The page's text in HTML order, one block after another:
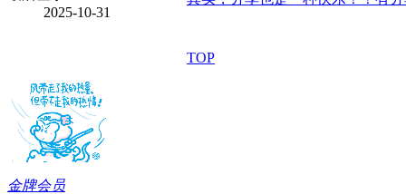
2025-10-31
TOP
金牌会员